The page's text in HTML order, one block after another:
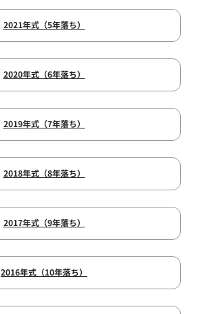
2021年式（5年落ち）
2020年式（6年落ち）
2019年式（7年落ち）
2018年式（8年落ち）
2017年式（9年落ち）
2016年式（10年落ち）